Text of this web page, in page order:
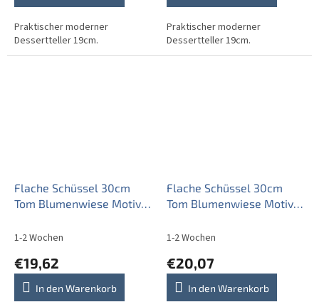
Praktischer moderner
Dessertteller 19cm.
Praktischer moderner
Dessertteller 19cm.
Flache Schüssel 30cm
Tom Blumenwiese Motiv A
1-2 Wochen
€19,62
In den Warenkorb
Flache Schüssel 30cm
Tom Blumenwiese Motiv B
1-2 Wochen
€20,07
In den Warenkorb